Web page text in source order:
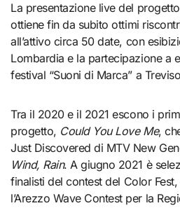
La presentazione live del
ottiene fin da subito ottimi
all’attivo circa 50 date, con
Lombardia e la partecipazione a
festival “Suoni di Marca” a
Tra il 2020 e il 2021 escono i
progetto, Could You Love Me,
Just Discovered di MTV New
Wind, Rain. A giugno 2021 è
finalisti del contest del Color
l’Arezzo Wave Contest per la